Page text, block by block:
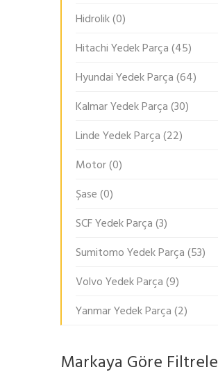
Hidrolik(0)
Hitachi Yedek Parça(45)
Hyundai Yedek Parça(64)
Kalmar Yedek Parça(30)
Linde Yedek Parça(22)
Motor(0)
Şase(0)
SCF Yedek Parça(3)
Sumitomo Yedek Parça(53)
Volvo Yedek Parça(9)
Yanmar Yedek Parça(2)
Markaya Göre Filtrele